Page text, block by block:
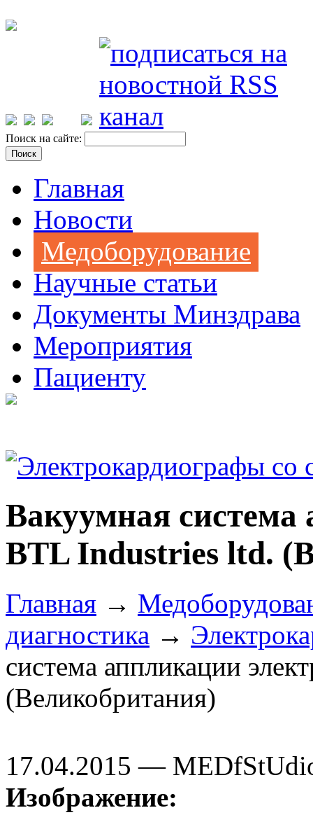
Поиск на сайте:
Главная
Новости
Медоборудование
Научные статьи
Документы Минздрава
Мероприятия
Пациенту
Вакуумная система
BTL Industries ltd.
Главная →
диагностика →
система аппликации
(Великобритания)
17.04.2015 —
Изображение: